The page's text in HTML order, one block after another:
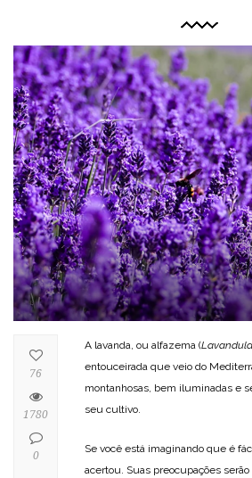
A lavanda, ou alfazema (
entouceirada que veio do
montanhosas, bem iluminadas e
seu cultivo.
Se você está imaginando que é
acertou. Suas preocupações
76
1780
0